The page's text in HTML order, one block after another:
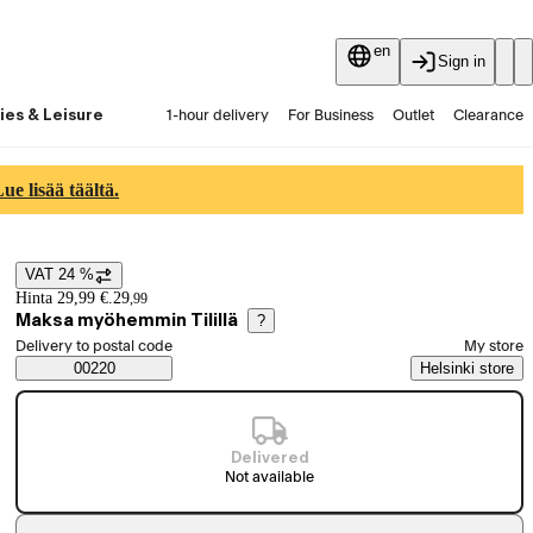
en
Sign in
& Leisure 1-hour delivery For Business Outlet Clearance
lisää täältä.
Price details
VAT 24 %
Hinta 29,99 €. 29,99
Maksa myöhemmin Tilillä ?
Saatavuustiedot
Select order method
Delivery to postal code
00220
My store
Helsinki store
Delivered
Not available